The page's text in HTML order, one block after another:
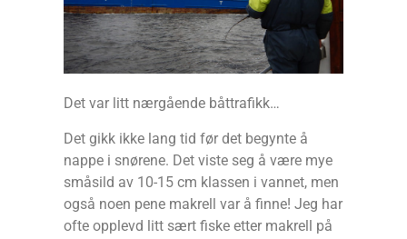
Det var litt nærgående båttrafikk…
Det gikk ikke lang tid før det begynte å
nappe i snørene. Det viste seg å være mye
småsild av 10-15 cm klassen i vannet, men
også noen pene makrell var å finne! Jeg har
ofte opplevd litt sært fiske etter makrell på